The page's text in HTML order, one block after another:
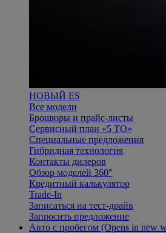
НОВЫЙ ES
Все модели
Брошюры и прайс-листы
Сервисный план «5 ТО»
Специальные предложения
Гибридная технология
Контакты дилеров
Обзор моделей 360°
Кредитный калькулятор
Trade-In
Записаться на тест-драйв
Запросить предложение
Авто с пробегом (Opens in new